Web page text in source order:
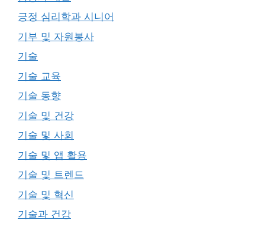
긍정 심리학과 시니어
기부 및 자원봉사
기술
기술 교육
기술 동향
기술 및 건강
기술 및 사회
기술 및 앱 활용
기술 및 트렌드
기술 및 혁신
기술과 건강